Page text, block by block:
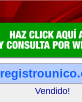
Vendido!